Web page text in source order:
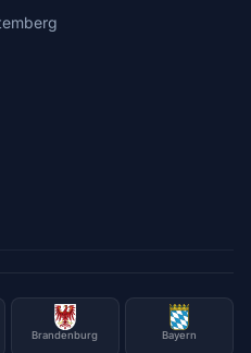
Brandenburg Bayern